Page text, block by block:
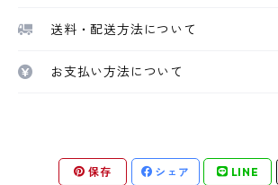
送料・配送方法について
お支払い方法について
保存 シェア LINE